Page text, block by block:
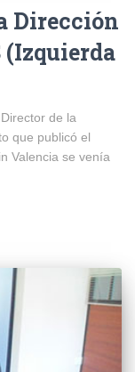
Dirección
(Izquierda
de la
que publicó el
Valencia se venía